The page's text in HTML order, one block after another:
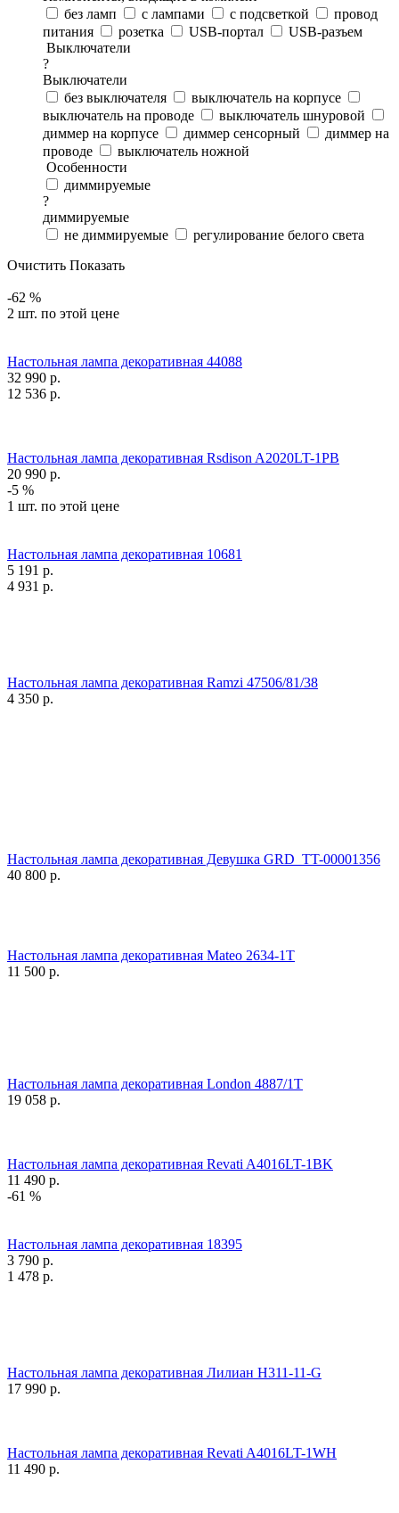
без ламп
с лампами с подсветкой
провод
питания
розетка USB-портал
USB-разъем
Выключатели
?
Выключатели
без выключателя
выключатель на корпусе
выключатель на проводе
выключатель шнуровой
диммер на корпусе
диммер сенсорный
диммер на
проводе
выключатель ножной
Особенности
диммируемые
?
диммируемые
не диммируемые
регулирование белого света
Очистить Показать
-62 %
2 шт. по этой цене
Настольная лампа декоративная 44088
32 990 р.
12 536 р.
Настольная лампа декоративная Rsdison A2020LT-1PB
20 990 р.
-5 %
1 шт. по этой цене
Настольная лампа декоративная 10681
5 191 р.
4 931 р.
Настольная лампа декоративная Ramzi 47506/81/38
4 350 р.
Настольная лампа декоративная Девушка GRD_TT-00001356
40 800 р.
Настольная лампа декоративная Mateo 2634-1T
11 500 р.
Настольная лампа декоративная London 4887/1T
19 058 р.
Настольная лампа декоративная Revati A4016LT-1BK
11 490 р.
-61 %
Настольная лампа декоративная 18395
3 790 р.
1 478 р.
Настольная лампа декоративная Лилиан H311-11-G
17 990 р.
Настольная лампа декоративная Revati A4016LT-1WH
11 490 р.